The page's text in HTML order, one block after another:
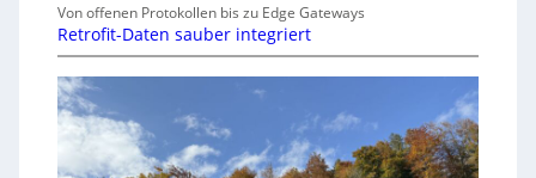
Von offenen Protokollen bis zu Edge Gateways
Retrofit-Daten sauber integriert